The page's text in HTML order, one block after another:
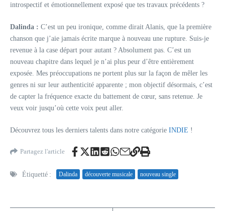
introspectif et émotionnellement exposé que tes travaux précédents ?
Dalinda : C’est un peu ironique, comme dirait Alanis, que la première
chanson que j’aie jamais écrite marque à nouveau une rupture. Suis-je
revenue à la case départ pour autant ? Absolument pas. C’est un
nouveau chapitre dans lequel je n’ai plus peur d’être entièrement
exposée. Mes préoccupations ne portent plus sur la façon de mêler les
genres ni sur leur authenticité apparente ; mon objectif désormais, c’est
de capter la fréquence exacte du battement de cœur, sans retenue. Je
veux voir jusqu’où cette voix peut aller.
Découvrez tous les derniers talents dans notre catégorie INDIE !
Partagez l'article
Étiquetté : Dalinda découverte musicale nouveau single